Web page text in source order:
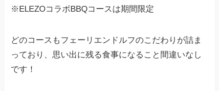
※ELEZOコラボBBQコースは期間限定
どのコースもフェーリエンドルフのこだわりが詰ま
っており、思い出に残る食事になること間違いなし
です！